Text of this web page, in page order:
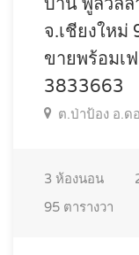
บ้าน พูลวิลล่
จ.เชียงใหม่
ขายพร้อมเ
3833663
ต.ป่าป้อง อ.ด
3 ห้องนอน
95 ตารางวา